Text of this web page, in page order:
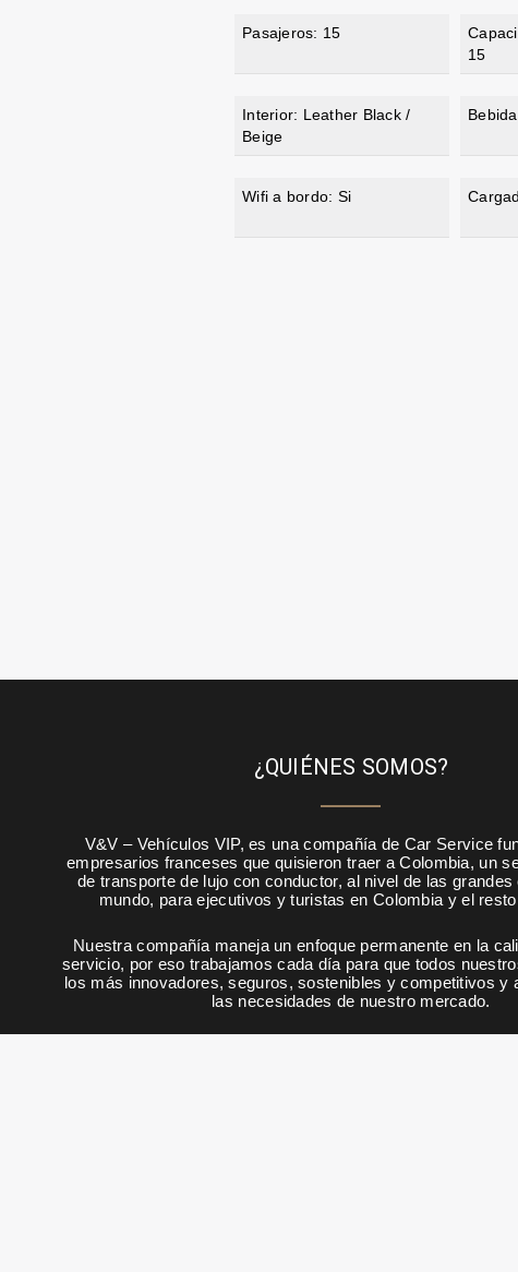
Pasajeros: 15
15
Interior: Leather Black /
Beige
Wifi a bordo: Si
¿QUIÉNES SOMOS?
V&V – Vehículos VIP, es una compañía de Car Service
empresarios franceses que quisieron traer a Colombia, un
de transporte de lujo con conductor, al nivel de las grandes
mundo, para ejecutivos y turistas en Colombia y el
Nuestra compañía maneja un enfoque permanente en la
servicio, por eso trabajamos cada día para que todos
los más innovadores, seguros, sostenibles y competitivos y
las necesidades de nuestro mercado.